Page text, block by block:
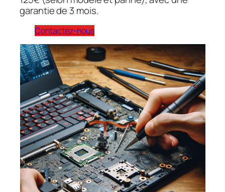
garantie de 3 mois.
Contactez-nous